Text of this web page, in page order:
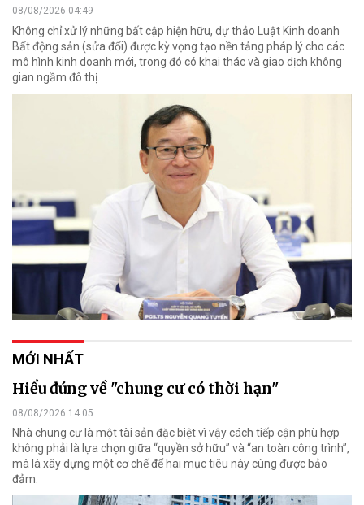
08/08/2026 04:49
Không chỉ xử lý những bất cập hiện hữu, dự thảo Luật Kinh doanh
Bất động sản (sửa đổi) được kỳ vọng tạo nền tảng pháp lý cho các
mô hình kinh doanh mới, trong đó có khai thác và giao dịch không
gian ngầm đô thị.
MỚI NHẤT
Hiểu đúng về "chung cư có thời hạn"
08/08/2026 14:05
Nhà chung cư là một tài sản đặc biệt vì vậy cách tiếp cận phù hợp
không phải là lựa chọn giữa “quyền sở hữu” và “an toàn công trình”,
mà là xây dựng một cơ chế để hai mục tiêu này cùng được bảo
đảm.